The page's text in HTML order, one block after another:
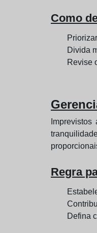
Como
Divida
Revise
Regra
Defina